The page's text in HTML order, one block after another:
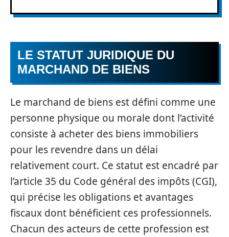
LE STATUT JURIDIQUE DU
MARCHAND DE BIENS
Le marchand de biens est défini comme une
personne physique ou morale dont l’activité
consiste à acheter des biens immobiliers
pour les revendre dans un délai
relativement court. Ce statut est encadré par
l’article 35 du Code général des impôts (CGI),
qui précise les obligations et avantages
fiscaux dont bénéficient ces professionnels.
Chacun des acteurs de cette profession est